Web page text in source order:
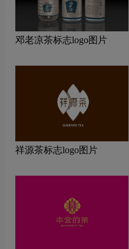
邓老凉茶标志logo图片
祥源茶标志logo图片